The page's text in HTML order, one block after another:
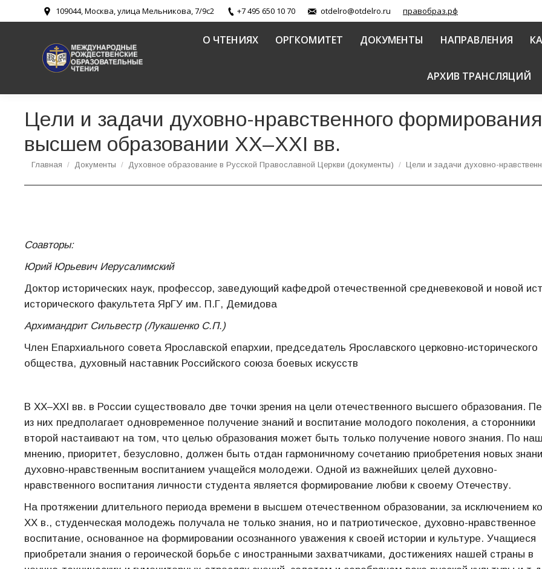
109044, Москва, улица Мельникова, 7/9с2 +7 495 650 10 70 otdelro@otdelro.ru правобраз.рф
О ЧТЕНИЯХ ОРГКОМИТЕТ ДОКУМЕНТЫ НАПРАВЛЕНИЯ
АРХИВ ТРАНСЛЯЦИЙ
Цели и задачи духовно-нравственного
высшем образовании XX–XXI вв.
Вы здесь:
Главная Документы Духовное образование в Русской Православной Церкви (документы) Цели и задачи духовно-
Соавторы:
Юрий Юрьевич Иерусалимский
Доктор исторических наук, профессор, заведующий кафедрой отечественной средневековой и новой
исторического факультета ЯрГУ им. П.Г, Демидова
Архимандрит Сильвестр (Лукашенко С.П.)
Член Епархиального совета Ярославской епархии, председатель Ярославского церковно-исторического
общества, духовный наставник Российского союза боевых искусств
В XX–XXI вв. в России существовало две точки зрения на цели отечественного высшего образования.
из них предполагает одновременное получение знаний и воспитание молодого поколения, а сторонники
второй настаивают на том, что целью образования может быть только получение нового знания. По
мнению, приоритет, безусловно, должен быть отдан гармоничному сочетанию приобретения новых
духовно-нравственным воспитанием учащейся молодежи. Одной из важнейших целей духовно-
нравственного воспитания личности студента является формирование любви к своему Отечеству.
На протяжении длительного периода времени в высшем отечественном образовании, за исключением
XX в., студенческая молодежь получала не только знания, но и патриотическое, духовно-нравственное
воспитание, основанное на формировании осознанного уважения к своей истории и культуре. Учащиеся
приобретали знания о героической борьбе с иностранными захватчиками, достижениях нашей страны в